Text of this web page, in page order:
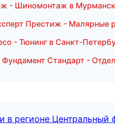
- Шиномонтаж в Мурманск
Престиж - Малярные
- Тюнинг в Санкт-
Стандарт -
в регионе Центральный